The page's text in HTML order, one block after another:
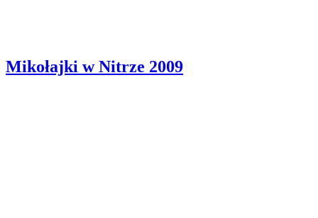
Mikołajki w Nitrze 2009